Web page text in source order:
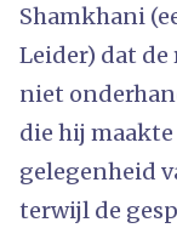
Shamkhani
Leider) dat
niet
die hij
gelegenheid
terwijl de